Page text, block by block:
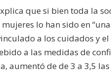
que si bien toda la
lo han sido en
a los cuidados y
a las medidas de
aumentó de de 3 a 3,5